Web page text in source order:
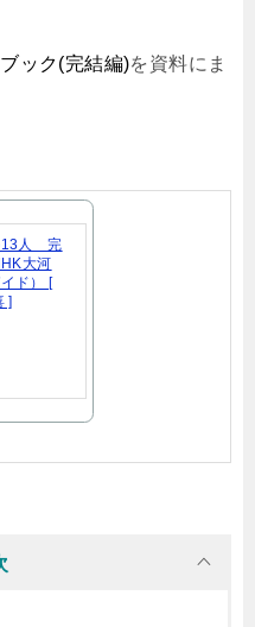
ック(完結編)を資料にま
13人 完
大河
ド） [
]